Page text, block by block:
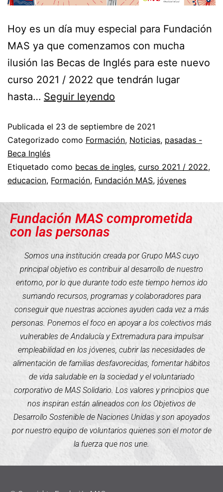
Hoy es un día muy especial para Fundación
MAS ya que comenzamos con mucha
ilusión las Becas de Inglés para este nuevo
curso 2021 / 2022 que tendrán lugar
hasta… Seguir leyendo
Publicada el 23 de septiembre de 2021
Categorizado como Formación, Noticias, pasadas -
Beca Inglés
Etiquetado como becas de ingles, curso 2021 / 2022,
educacion, Formación, Fundación MAS, jóvenes
Fundación MAS comprometida
con las personas
Somos una institución creada por Grupo MAS cuyo
principal objetivo es contribuir al desarrollo de nuestro
entorno, por lo que durante todo este tiempo hemos ido
sumando recursos, programas y colaboradores para
conseguir que nuestras acciones ayuden cada vez a más
personas. Ponemos el foco en apoyar a los colectivos más
vulnerables de Andalucía y Extremadura para impulsar
empleabilidad en los jóvenes, cubrir las necesidades de
alimentación de familias desfavorecidas, fomentar hábitos
de vida saludable en la sociedad y el voluntariado
corporativo de MAS Solidario. Los valores y principios que
nos inspiran están alineados con los Objetivos de
Desarrollo Sostenible de Naciones Unidas y son apoyados
por nuestro equipo de voluntarios quienes son el motor de
la fuerza que nos une.